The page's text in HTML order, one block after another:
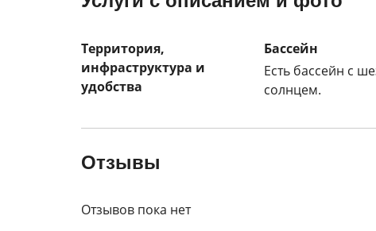
Территория,
инфраструктура и
удобства
Бассейн
Есть бассейн с
солнцем.
Отзывы
Отзывов пока нет